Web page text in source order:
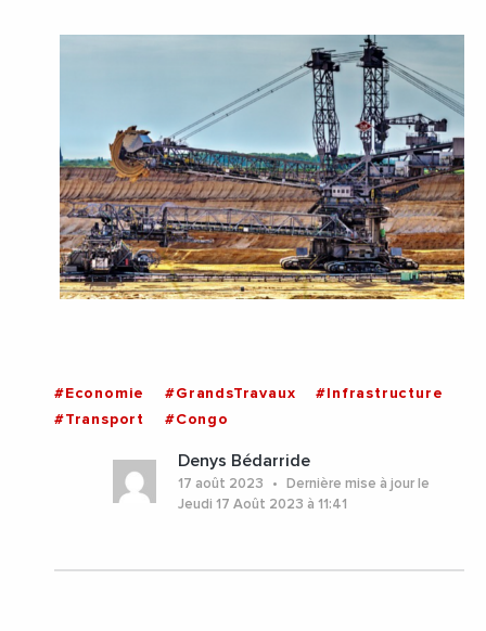
#Economie #GrandsTravaux
#Infrastructure
#Transport
#Congo
Denys Bédarride
17 août 2023
Dernière mise à jour le
Jeudi 17 Août 2023 à 11:41